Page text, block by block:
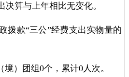
决算与上年相比无变化。
拨款“三公”经费支出实物量的
境）团组0个，累计0人次。